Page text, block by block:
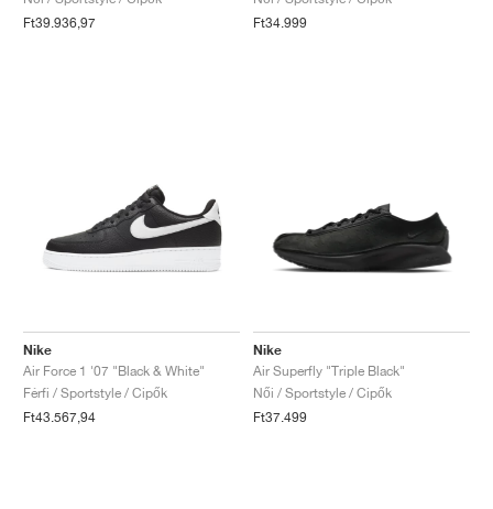
Ft39.936,97
Ft34.999
Nike
Air Force 1 '07 "Black & White"
Férfi / Sportstyle / Cipők
Ft43.567,94
Nike
Air Superfly "Triple Black"
Női / Sportstyle / Cipők
Ft37.499